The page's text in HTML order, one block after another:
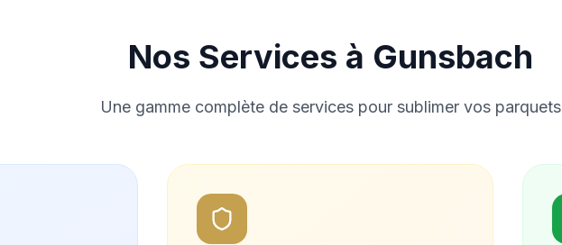
Nos Services à Gunsbach
Une gamme complète de services pour sublimer vos parquets